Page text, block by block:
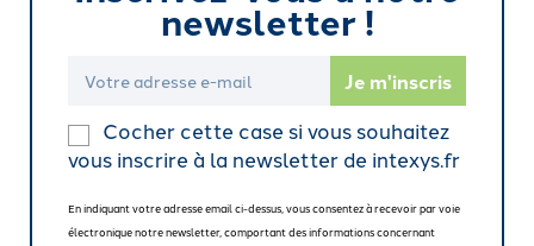
newsletter !
Cocher cette case si vous souhaitez
vous inscrire à la newsletter de intexys.fr
En indiquant votre adresse email ci-dessus, vous consentez à recevoir par voie
électronique notre newsletter, comportant des informations concernant